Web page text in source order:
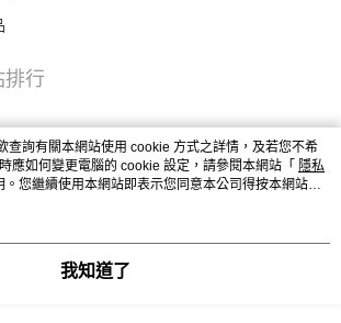
排行
查詢有關本網站使用 cookie 方式之詳情，及若您不希
應如何變更電腦的 cookie 設定，請參閱本網站「 隱私
。您繼續使用本網站即表示您同意本公司得按本網站使
cookie。
我知道了